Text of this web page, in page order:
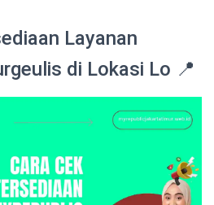
Layanan
di Lokasi Lo 📍